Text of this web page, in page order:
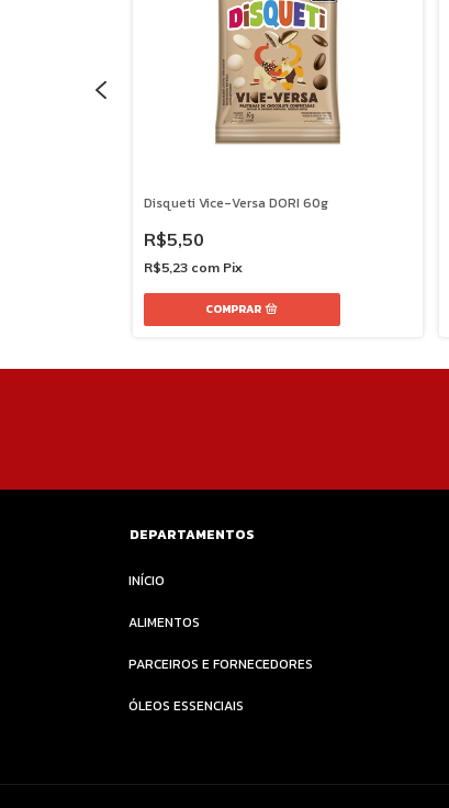
Disqueti Vice-Versa DORI 60g
R$5,50
R$5,23 com Pix
DEPARTAMENTOS
INÍCIO
ALIMENTOS
PARCEIROS E FORNECEDORES
ÓLEOS ESSENCIAIS